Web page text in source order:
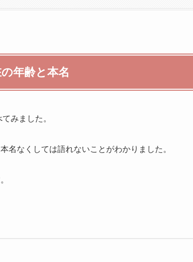
年齢と本名
みました。
名なくしては語れないことがわかりました。